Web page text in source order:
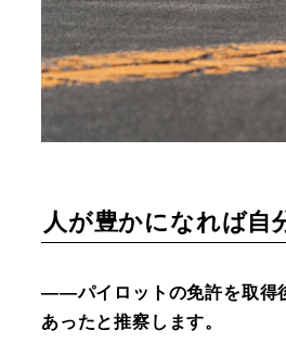
人が豊かになれば自
――パイロットの免許を取得
あったと推察します。